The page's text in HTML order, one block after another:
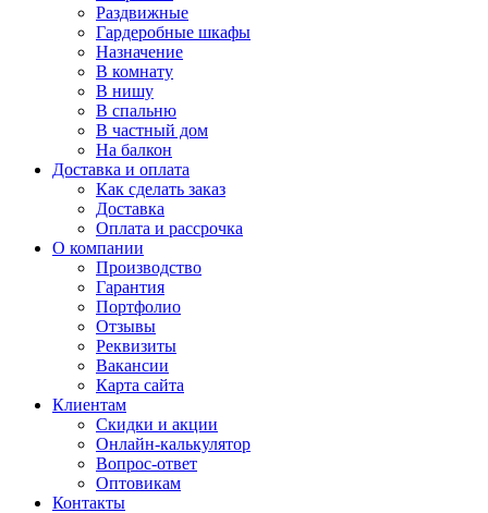
Раздвижные
Гардеробные шкафы
Назначение
В комнату
В нишу
В спальню
В частный дом
На балкон
Доставка и оплата
Как сделать заказ
Доставка
Оплата и рассрочка
О компании
Производство
Гарантия
Портфолио
Отзывы
Реквизиты
Вакансии
Карта сайта
Клиентам
Скидки и акции
Онлайн-калькулятор
Вопрос-ответ
Оптовикам
Контакты